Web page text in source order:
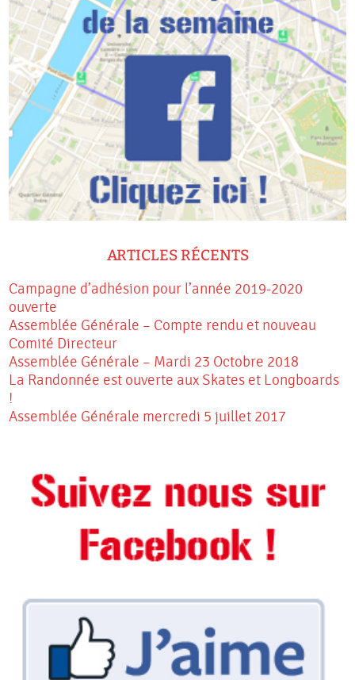
ARTICLES RÉCENTS
Campagne d’adhésion pour l’année 2019-2020
ouverte
Assemblée Générale – Compte rendu et nouveau
Comité Directeur
Assemblée Générale – Mardi 23 Octobre 2018
La Randonnée est ouverte aux Skates et Longboards
!
Assemblée Générale mercredi 5 juillet 2017